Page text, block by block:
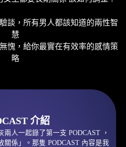
談，所有男人都該知道的兩性智
慧
愧，給你最實在有效率的感情策
略
介紹
人一起錄了第一支 PODCAST ，
關係」。那隻 PODCAST 內容是我